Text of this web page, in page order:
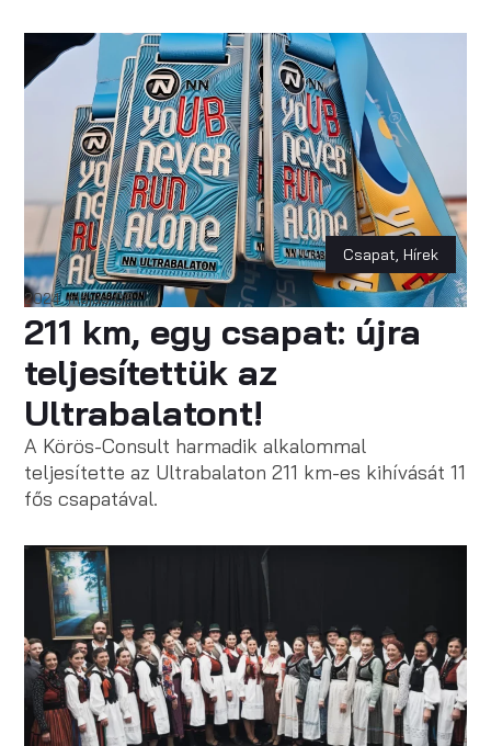
Csapat, Hírek
2024. május 06.
211 km, egy csapat: újra
teljesítettük az
Ultrabalatont!
A Körös-Consult harmadik alkalommal
teljesítette az Ultrabalaton 211 km-es kihívását 11
fős csapatával.